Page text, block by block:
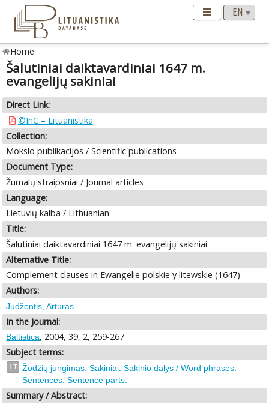
Home
Šalutiniai daiktavardiniai 1647 m.
evangelijų sakiniai
Direct Link:
©InC – Lituanistika
Collection:
Mokslo publikacijos / Scientific publications
Document Type:
Žurnalų straipsniai / Journal articles
Language:
Lietuvių kalba / Lithuanian
Title:
Šalutiniai daiktavardiniai 1647 m. evangelijų sakiniai
Alternative Title:
Complement clauses in Ewangelie polskie y litewskie (1647)
Authors:
Judžentis, Artūras
In the Journal:
Baltistica, 2004, 39, 2, 259-267
Subject terms:
LT
Žodžių jungimas. Sakiniai. Sakinio dalys / Word phrases.
Sentences. Sentence parts.
Summary / Abstract: